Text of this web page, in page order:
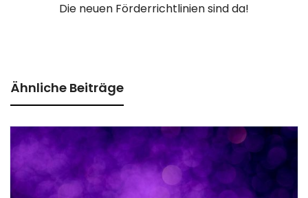
Die neuen Förderrichtlinien sind da!
Ähnliche Beiträge